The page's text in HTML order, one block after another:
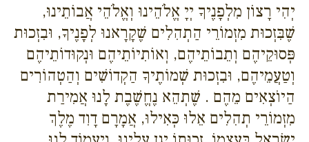
יְהִי רָצוֹן מִלְפָנֶיךָ יְיָ אֱלֹהֵינוּ וְאֱלֹהֵי אֲבוֹתֵינוּ,
שֶׁבִּזְכוּת מִזְמוֹרֵי הַתְהִלִים שֶׁקָרָאנוּ לְפָנֶיךָ, וּבִזְכוּת
פְּסוּקֵיהֶם וְתֵבוֹתֵיהֶם, וְאוֹתִיוֹתֵיהֶם וּנְקוּדוֹתֵיהֶם
וְטַעֲמֵיהֶם, וּבִזְכוּת שְׁמוֹתֶיךָ הַקְדוֹשִׁים וְהַטְהוֹרִים
הַיוֹצְאִים מֵהֶם . שֶׁתְהֵא נֶחֱשֶׁבֶת לָנוּ אֲמִירַת
מִזְמוֹרֵי תְהִלִים אֵלוּ כְּאִילוּ, אֲמָרָם דָוִד מֶלֶךְ